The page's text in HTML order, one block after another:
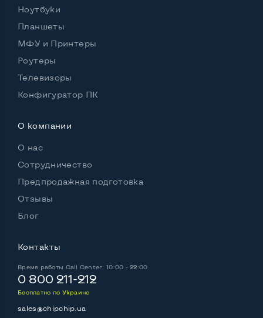
Батарея съемная
Питание через повербанк
Встроенные динамики
Цвет Черный
Особенности
USB
Ноутбуки
Планшеты
МФУ и Принтеры
Роутеры
Телевизоры
Конфигуратор ПК
О компании
О нас
Сотрудничество
Предпродажная подготовка
Отзывы
Блог
Контакты
Время работы Call Center: 10:00 - 22:00
0 800 211-212
Бесплатно по Украине
sales@chipchip.ua